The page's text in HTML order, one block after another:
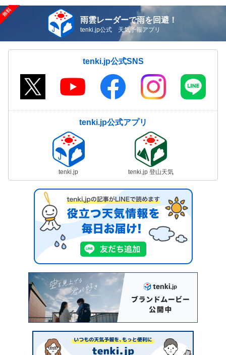
雨雲レーダーで雨を回避！
tenki.jp公式 天気予報アプリ
tenki.jp公式SNS
tenki.jp公式アプリ
tenki.jp tenki.jp 登山天気